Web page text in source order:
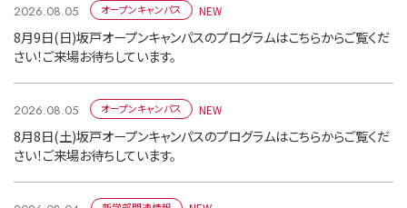
2026.08.05 オープンキャンパス NEW
8月9日(日)坂戸オープンキャンパスのプログラムはこちらからご覧くだ
さい！ご来場お待ちしています。
2026.08.05 オープンキャンパス NEW
8月8日(土)坂戸オープンキャンパスのプログラムはこちらからご覧くだ
さい！ご来場お待ちしています。